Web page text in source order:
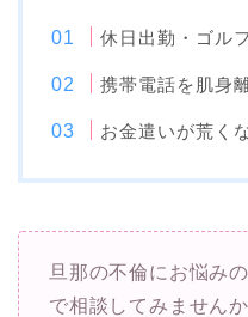
休日出勤・ゴル
携帯電話を肌身
お金遣いが荒く
旦那の不倫にお悩み
で相談してみませんか